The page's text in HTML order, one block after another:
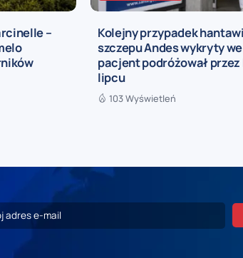
–
Kolejny przypadek
szczepu Andes wykryty
pacjent podróżował przez
lipcu
103 Wyświetleń